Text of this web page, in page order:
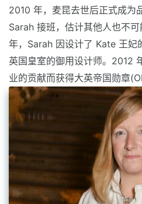
2010 年，麦昆去世后正式成为
Sarah 接班，估计其他人也不
年，Sarah 因设计了 Kate 王妃
英国皇室的御用设计师。2012
业的贡献而获得大英帝国勋章